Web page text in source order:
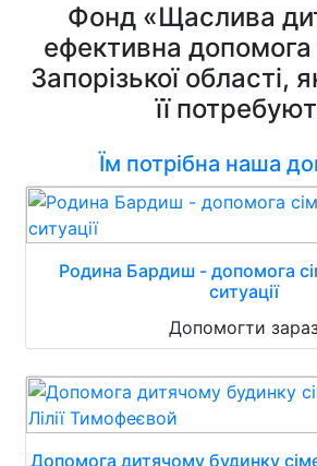
Фонд «Щаслива
ефективна
Запорізької області,
її
Їм потрібна наша
Родина Бардиш - допомога
ситуації
Допомогти
Допомога дитячому будинку